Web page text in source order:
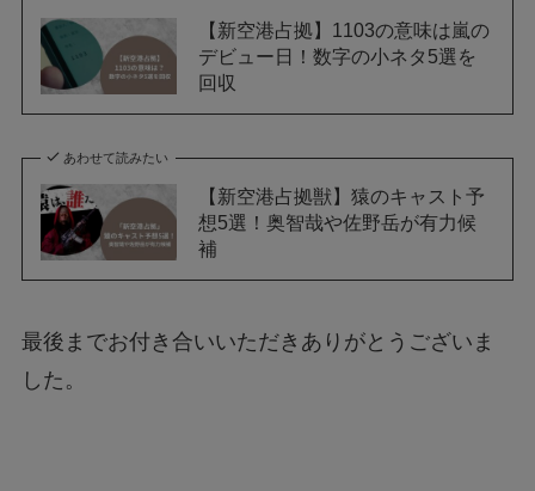
【新空港占拠】1103の意味は嵐の
デビュー日！数字の小ネタ5選を
回収
あわせて読みたい
【新空港占拠獣】猿のキャスト予
想5選！奥智哉や佐野岳が有力候
補
最後までお付き合いいただきありがとうございま
した。